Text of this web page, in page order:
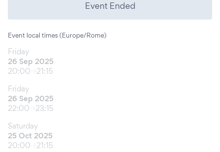
Event Ended
Event local times (Europe/Rome)
Friday
26 Sep 2025
20:00
21:15
Friday
26 Sep 2025
22:00
23:15
Saturday
25 Oct 2025
20:00
21:15